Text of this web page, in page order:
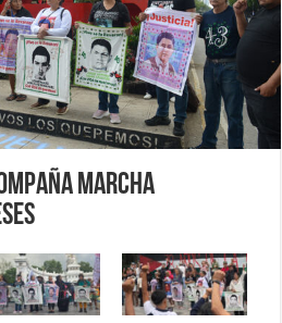
marcha